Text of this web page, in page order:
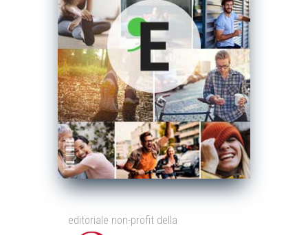
editoriale non-profit della